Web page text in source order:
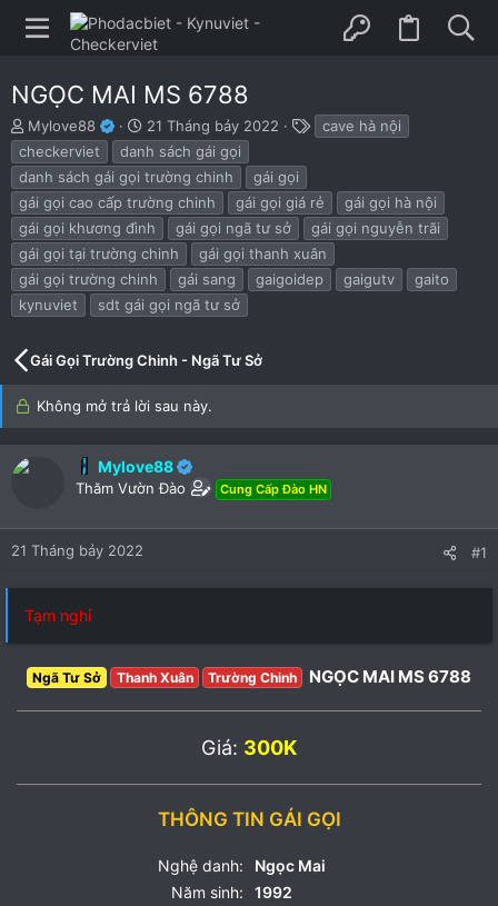
NGỌC MAI MS 6788
B
ắ
t
đ
ầ
u
Mylove88
N
g
à
y
b
ắ
t
đ
ầ
u
21 Tháng bảy 2022
h
cave hà nội
checkerviet
danh sách gái gọi
danh sách gái gọi trường chinh
gái gọi
gái gọi cao cấp trường chinh
gái gọi giá rẻ
gái gọi hà nội
gái gọi khương đình
gái gọi ngã tư sở
gái gọi nguyễn trãi
gái gọi tại trường chinh
gái gọi thanh xuân
gái gọi trường chinh
gái sang gaigoidep gaigutv
gaito
kynuviet
sdt gái gọi ngã tư sở
Gái Gọi Trường Chinh - Ngã Tư Sở
Không mở trả lời sau này.
Mylove88
Thăm Vườn Đào Cung Cấp Đào HN
21 Tháng bảy 2022 #1
Tạm nghỉ
Ngã Tư Sở Thanh Xuân Trường Chinh NGỌC MAI MS 6788
Giá: 300K
THÔNG TIN GÁI GỌI
Nghệ danh:
Ngọc Mai
Năm sinh:
1992